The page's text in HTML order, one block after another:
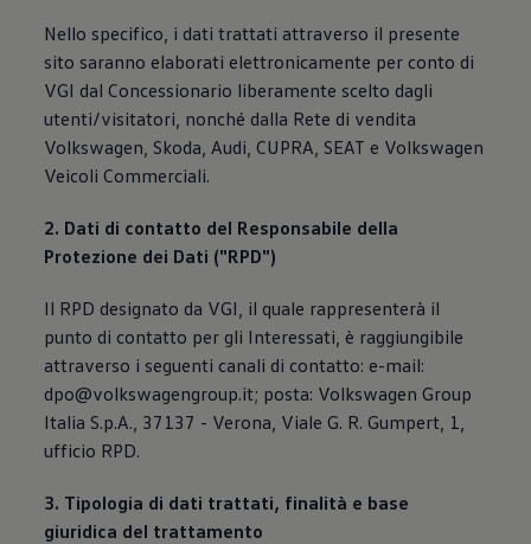
Nello specifico, i dati trattati attraverso il presente
sito saranno elaborati elettronicamente per conto di
VGI dal Concessionario liberamente scelto dagli
utenti/visitatori, nonché dalla Rete di vendita
Volkswagen, Skoda, Audi, CUPRA, SEAT e Volkswagen
Veicoli Commerciali.
2. Dati di contatto del Responsabile della
Protezione dei Dati ("RPD")
Il RPD designato da VGI, il quale rappresenterà il
punto di contatto per gli Interessati, è raggiungibile
attraverso i seguenti canali di contatto: e-mail:
dpo@volkswagengroup.it; posta: Volkswagen Group
Italia S.p.A., 37137 - Verona, Viale G. R. Gumpert, 1,
ufficio RPD.
3. Tipologia di dati trattati, finalità e base
giuridica del trattamento